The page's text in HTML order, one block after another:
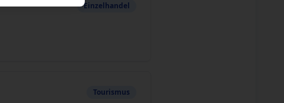
Einzelhandel
Tourismus